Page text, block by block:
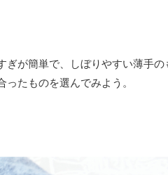
ぎが簡単で、しぼりやすい薄手の
たものを選んでみよう。